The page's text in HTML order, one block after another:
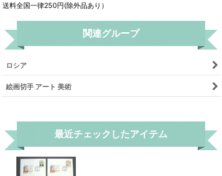
送料全国一律250円(除外品あり）
関連グループ
ロシア
絵画切手 アート 美術
最近チェックしたアイテム